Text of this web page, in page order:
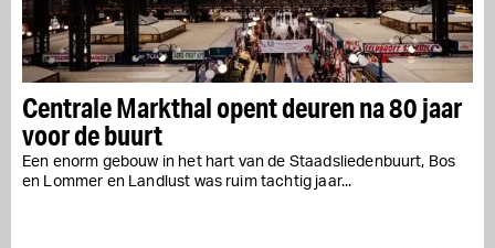
Centrale Markthal opent deuren na 80 jaar
voor de buurt
Een enorm gebouw in het hart van de Staadsliedenbuurt, Bos
en Lommer en Landlust was ruim tachtig jaar...